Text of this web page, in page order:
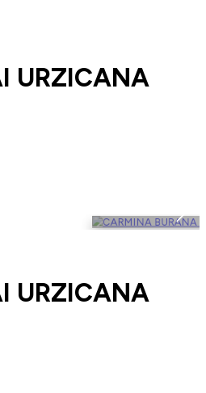
URZICANA
URZICANA